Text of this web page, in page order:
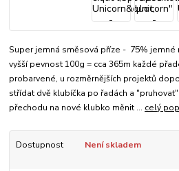
Super jemná směsová příze - 75%
vyšší pevnost 100g = cca 365m každé
probarvené, u rozměrnějších projektů
střídat dvě klubíčka po řadách a
přechodu na nové klubko měnit ... celý
Dostupnost Není skladem